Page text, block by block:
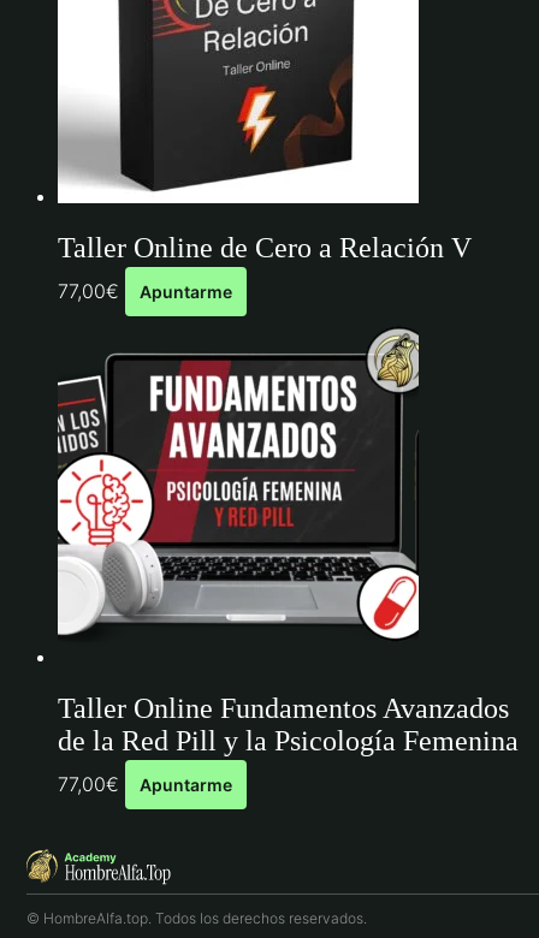
Taller Online de Cero a Relación V
77,00€ Apuntarme
Taller Online Fundamentos Avanzados
de la Red Pill y la Psicología Femenina
77,00€ Apuntarme
© HombreAlfa.top. Todos los derechos reservados.